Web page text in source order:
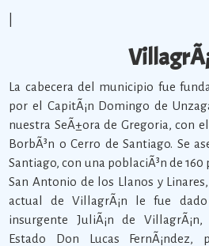
La cabecera del municipio fue
por el CapitÃ¡n Domingo de
nuestra SeÃ±ora de Gregoria, con
BorbÃ³n o Cerro de Santiago. Se
Santiago, con una poblaciÃ³n de
San Antonio de los Llanos y
actual de VillagrÃ¡n le fue
insurgente JuliÃ¡n de
Estado Don Lucas